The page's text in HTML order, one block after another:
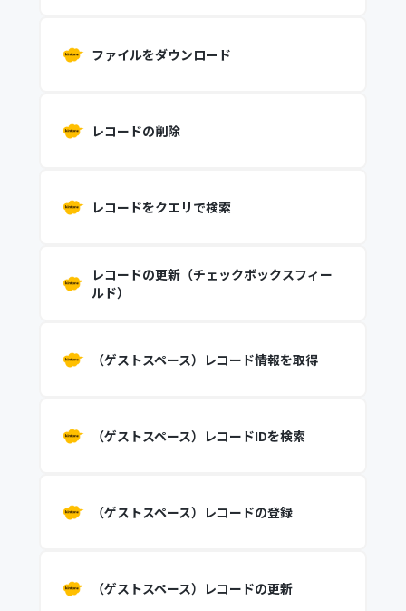
ファイルをダウンロード
レコードの削除
レコードをクエリで検索
レコードの更新（チェックボックスフィー
ルド）
（ゲストスペース）レコード情報を取得
（ゲストスペース）レコードIDを検索
（ゲストスペース）レコードの登録
（ゲストスペース）レコードの更新